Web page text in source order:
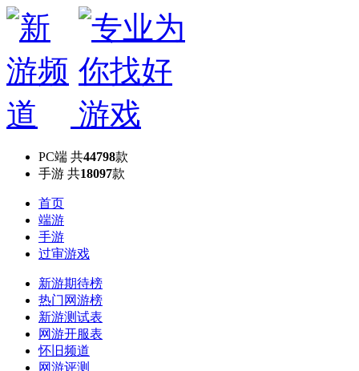
PC端 共44798款
手游 共18097款
首页
端游
手游
过审游戏
新游期待榜
热门网游榜
新游测试表
网游开服表
怀旧频道
网游评测